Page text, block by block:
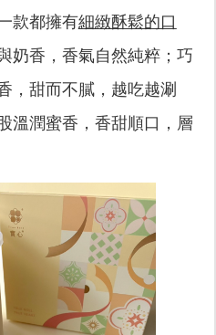
款都擁有細緻酥鬆的口
奶香，香氣自然純粹；巧
，甜而不膩，越吃越涮
溫潤蜜香，香甜順口，層